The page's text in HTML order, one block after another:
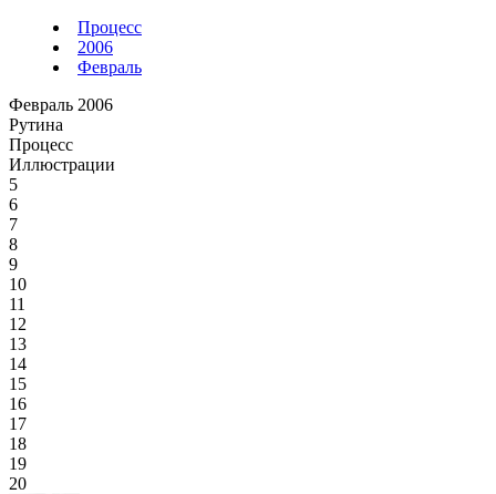
Процесс
2006
Февраль
Февраль 2006
Рутина
Процесс
Иллюстрации
5
6
7
8
9
10
11
12
13
14
15
16
17
18
19
20